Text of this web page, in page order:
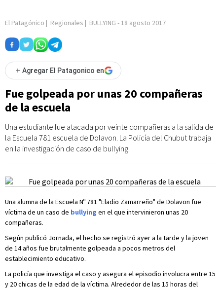
El Patagónico | Regionales | BULLYING - 18 agosto 2017
+ Agregar El Patagonico en
Fue golpeada por unas 20 compañeras
de la escuela
Una estudiante fue atacada por veinte compañeras a la salida de
la Escuela 781 escuela de Dolavon. La Policía del Chubut trabaja
en la investigación de caso de bullying.
Una alumna de la Escuela Nº 781 "Eladio Zamarreño" de Dolavon fue
víctima de un caso de bullying en el que intervinieron unas 20
compañeras.
Según publicó Jornada, el hecho se registró ayer a la tarde y la joven
de 14 años fue brutalmente golpeada a pocos metros del
establecimiento educativo.
La policía que investiga el caso y asegura el episodio involucra entre 15
y 20 chicas de la edad de la víctima. Alrededor de las 15 horas del